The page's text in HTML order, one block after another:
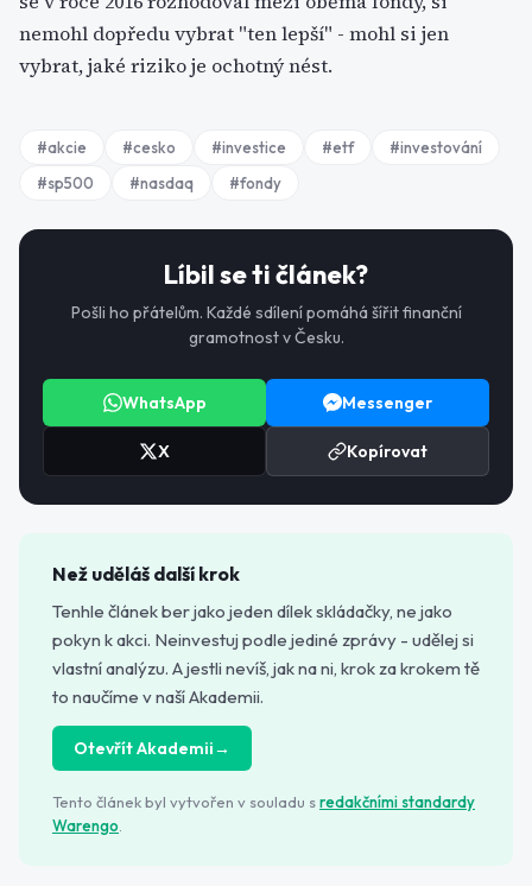
nemohl dopředu vybrat "ten lepší" - mohl si jen
vybrat, jaké riziko je ochotný nést.
#akcie #cesko #investice #etf #investování
#sp500 #nasdaq #fondy
Líbil se ti článek?
Pošli ho přátelům. Každé sdílení pomáhá šířit finanční
gramotnost v Česku.
WhatsApp Messenger
X Kopírovat
Než uděláš další krok
Tenhle článek ber jako jeden dílek skládačky, ne jako
pokyn k akci. Neinvestuj podle jediné zprávy - udělej si
vlastní analýzu. A jestli nevíš, jak na ni, krok za krokem tě
to naučíme v naší Akademii.
Otevřít Akademii→
Tento článek byl vytvořen v souladu sredakčními standardy
Warengo